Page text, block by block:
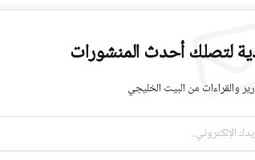
لتصلك أحدث المنشورات
والقراءات من البيت الخليجي